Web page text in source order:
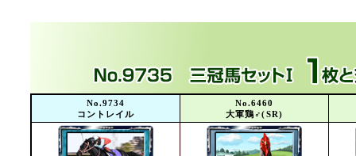
No.9734
コントレイル
No.6460
大軍鶏♂(SR)